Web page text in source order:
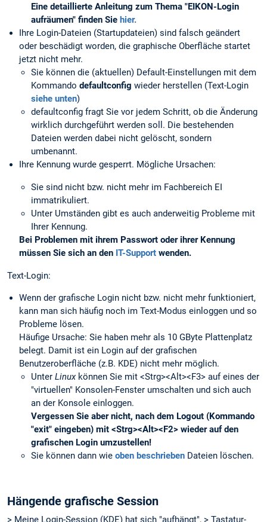
Eine detaillierte Anleitung zum Thema "EIKON-Login
aufräumen" finden Sie hier.
Ihre Login-Dateien (Startupdateien) sind falsch geändert
oder beschädigt worden, die graphische Oberfläche startet
jetzt nicht mehr.
Sie können die (aktuellen) Default-Einstellungen mit dem
Kommando defaultconfig wieder herstellen (Text-Login
siehe unten)
defaultconfig fragt Sie vor jedem Schritt, ob die Änderung
wirklich durchgeführt werden soll. Die bestehenden
Dateien werden dabei nicht gelöscht, sondern
umbenannt.
Ihre Kennung wurde gesperrt. Mögliche Ursachen:
Sie sind nicht bzw. nicht mehr im Fachbereich EI
immatrikuliert.
Unter Umständen gibt es auch anderweitig Probleme mit
Ihrer Kennung.
Bei Problemen mit ihrem Passwort oder ihrer Kennung
müssen Sie sich an den IT-Support wenden.
Text-Login:
Wenn der grafische Login nicht bzw. nicht mehr funktioniert,
kann man sich häufig noch im Text-Modus einloggen und so
Probleme lösen.
Häufige Ursache: Sie haben mehr als 10 GByte Plattenplatz
belegt. Damit ist ein Login auf der grafischen
Benutzeroberfläche (z.B. KDE) nicht mehr möglich.
Unter Linuxkönnen Sie mit <Strg><Alt><F3> auf eines der
"virtuellen" Konsolen-Fenster umschalten und sich auch
an der Konsole einloggen.
Vergessen Sie aber nicht, nach dem Logout (Kommando
"exit" eingeben) mit <Strg><Alt><F2> wieder auf den
grafischen Login umzustellen!
Sie können dann wie oben beschrieben Dateien löschen.
Hängende grafische Session
> Meine Login-Session (KDE) hat sich "aufhängt", > Tastatur-